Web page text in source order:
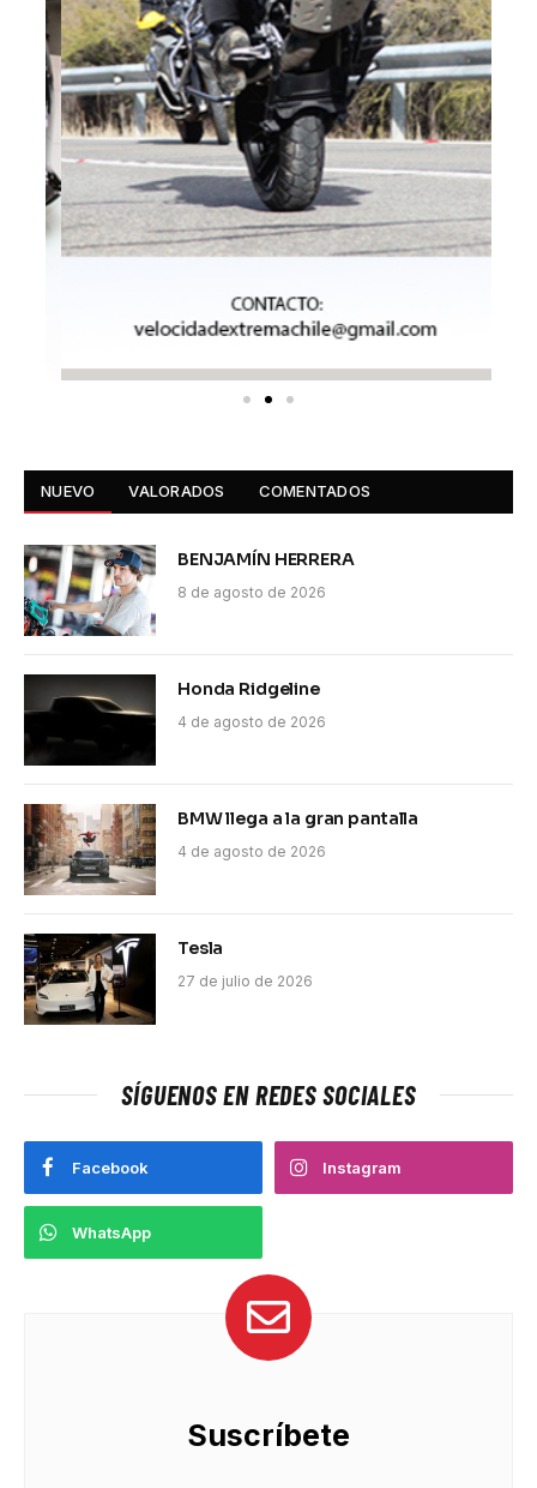
NUEVO VALORADOS COMENTADOS
BENJAMÍN HERRERA
8 de agosto de 2026
Honda Ridgeline
4 de agosto de 2026
BMW llega a la gran pantalla
4 de agosto de 2026
Tesla
27 de julio de 2026
SÍGUENOS EN REDES SOCIALES
Facebook Instagram
WhatsApp
Suscríbete